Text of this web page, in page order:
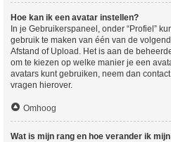
Hoe kan ik een avatar instellen?
In je Gebruikerspaneel, onder “Profiel”
gebruik te maken van één van de
Afstand of Upload. Het is aan de
om te kiezen op welke manier je een
avatars kunt gebruiken, neem dan
vragen hierover.
Omhoog
Wat is mijn rang en hoe verander ik